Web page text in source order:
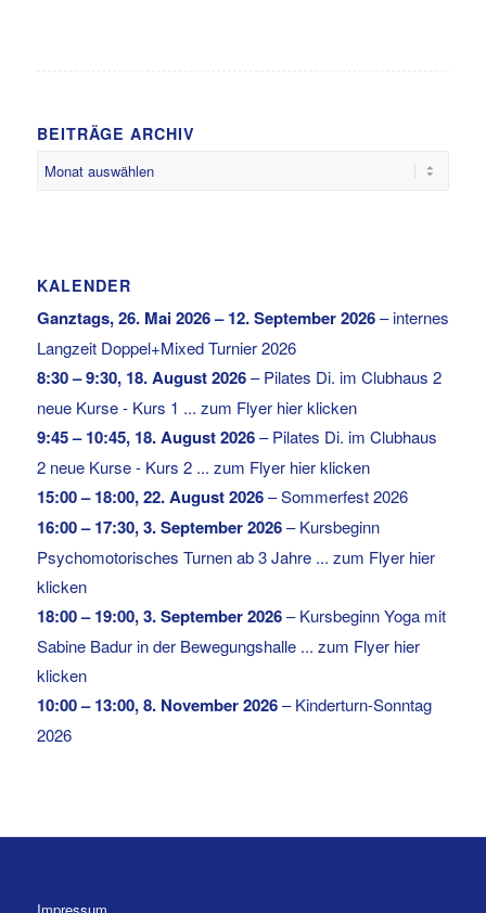
BEITRÄGE ARCHIV
KALENDER
Ganztags,26. Mai 2026– 12. September 2026–internes
Langzeit Doppel+Mixed Turnier 2026
8:30– 9:30, 18. August 2026–Pilates Di. im Clubhaus 2
neue Kurse - Kurs 1 ... zum Flyer hier klicken
9:45– 10:45, 18. August 2026–Pilates Di. im Clubhaus
2 neue Kurse - Kurs 2 ... zum Flyer hier klicken
15:00– 18:00,22. August 2026–Sommerfest 2026
16:00– 17:30,3. September 2026–Kursbeginn
Psychomotorisches Turnen ab 3 Jahre ... zum Flyer hier
klicken
18:00– 19:00,3. September 2026–Kursbeginn Yoga mit
Sabine Badur in der Bewegungshalle ... zum Flyer hier
klicken
10:00– 13:00,8. November 2026–Kinderturn-Sonntag
2026